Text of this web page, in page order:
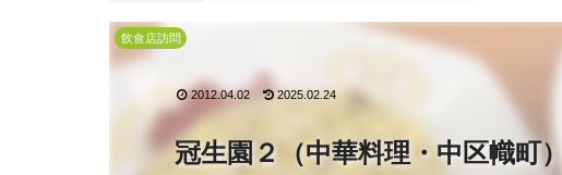
冠生園２（中華料理・中区幟町）
飲食店訪問
2012.04.02 2025.02.24